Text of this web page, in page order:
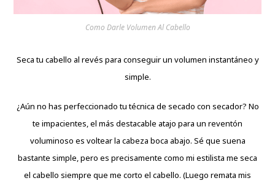
Como Darle Volumen Al Cabello
Seca tu cabello al revés para conseguir un volumen instantáneo y
simple.
¿Aún no has perfeccionado tu técnica de secado con secador? No
te impacientes, el más destacable atajo para un reventón
voluminoso es voltear la cabeza boca abajo. Sé que suena
bastante simple, pero es precisamente como mi estilista me seca
el cabello siempre que me corto el cabello. (Luego remata mis